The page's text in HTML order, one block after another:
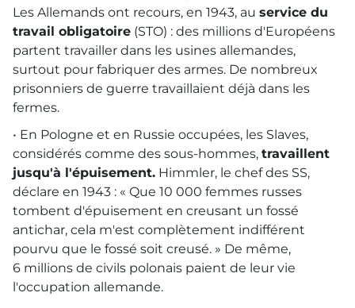
Les Allemands ont recours, en 1943, au service du
travail obligatoire (STO) : des millions d'Européens
partent travailler dans les usines allemandes,
surtout pour fabriquer des armes. De nombreux
prisonniers de guerre travaillaient déjà dans les
fermes.
• En Pologne et en Russie occupées, les Slaves,
considérés comme des sous-hommes, travaillent
jusqu'à l'épuisement. Himmler, le chef des SS,
déclare en 1943 : « Que 10 000 femmes russes
tombent d'épuisement en creusant un fossé
antichar, cela m'est complètement indifférent
pourvu que le fossé soit creusé. » De même,
6 millions de civils polonais paient de leur vie
l'occupation allemande.